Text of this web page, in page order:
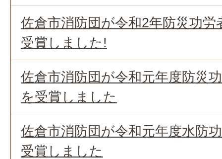
佐倉市消防団が令和2年防災功
受賞しました!
佐倉市消防団が令和元年度防災
を受賞しました
佐倉市消防団が令和元年度水防
受賞しました